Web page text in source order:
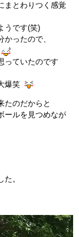
まとわりつく感覚
うです(笑)
ったので、
っていたのです
爆笑
たのだからと
ールを見つめなが
。